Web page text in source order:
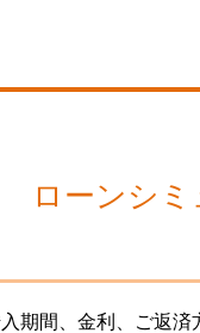
ローンシ
期間、金利、ご返